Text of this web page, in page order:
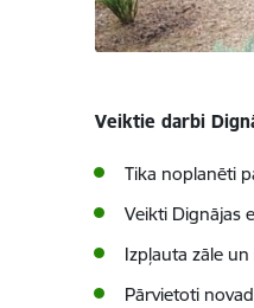
Veiktie darbi
Tika noplanēti
Veikti Dignājas
Izpļauta zāle
Pārvietoti